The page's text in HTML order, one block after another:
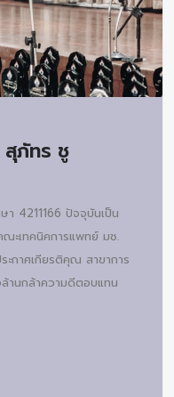
สุภัทร ชู
า 4211166 ปัจจุบันเป็น
ณะเทคนิคการแพทย์ มช.
กาศเกียรติคุณ สาขาการ
านกล้าความดีตอบแทน